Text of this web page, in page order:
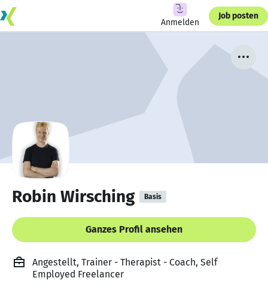
Anmelden
Job posten
Robin Wirsching Basis
Ganzes Profil ansehen
Angestellt, Trainer - Therapist - Coach, Self
Employed Freelancer